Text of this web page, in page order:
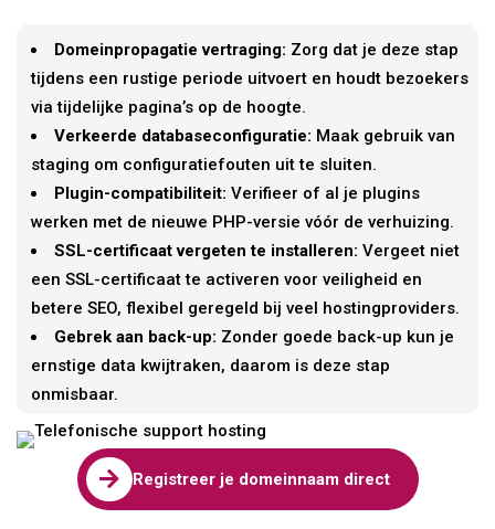
Domeinpropagatie vertraging: Zorg dat je deze stap
tijdens een rustige periode uitvoert en houdt bezoekers
via tijdelijke pagina’s op de hoogte.
Verkeerde databaseconfiguratie: Maak gebruik van
staging om configuratiefouten uit te sluiten.
Plugin-compatibiliteit: Verifieer of al je plugins
werken met de nieuwe PHP-versie vóór de verhuizing.
SSL-certificaat vergeten te installeren: Vergeet niet
een SSL-certificaat te activeren voor veiligheid en
betere SEO, flexibel geregeld bij veel hostingproviders.
Gebrek aan back-up: Zonder goede back-up kun je
ernstige data kwijtraken, daarom is deze stap
onmisbaar.
 Registreer je domeinnaam direct